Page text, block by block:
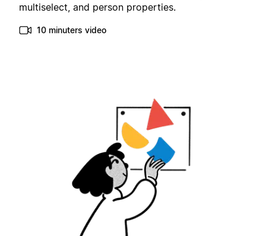
multiselect, and person properties.
10 minuters video